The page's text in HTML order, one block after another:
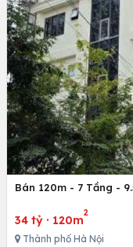
Bán 120m - 7 Tầng -
34 tỷ · 120m
2
Thành phố Hà Nội